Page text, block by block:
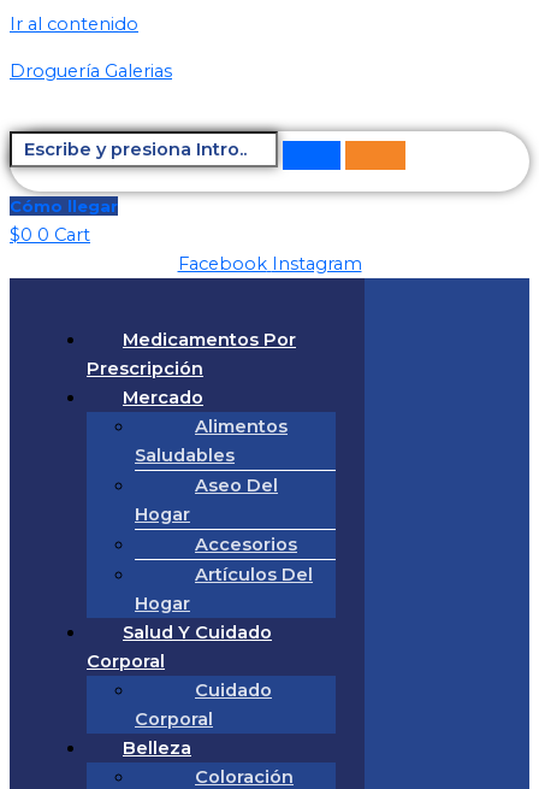
Ir al contenido
Droguería Galerias
Cómo llegar
$0 0 Cart
Facebook Instagram
Medicamentos Por
Prescripción
Mercado
Alimentos
Saludables
Aseo Del
Hogar
Accesorios
Artículos Del
Hogar
Salud Y Cuidado
Corporal
Cuidado
Corporal
Belleza
Coloración